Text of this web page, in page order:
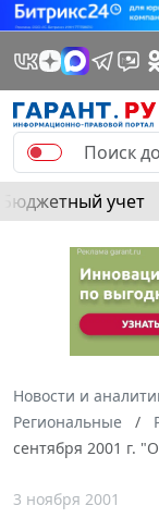
Бюджетный учет
Новости и
Региональные
сентября 2001 г.
3 ноября 2001